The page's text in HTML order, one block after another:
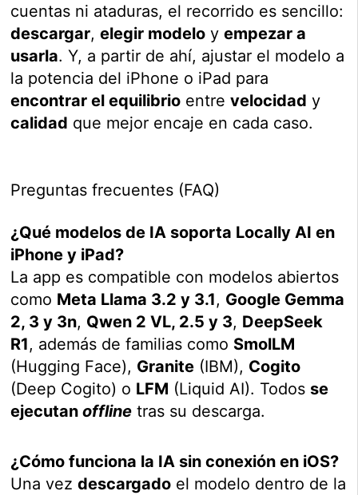
cuentas ni ataduras, el recorrido es sencillo:
descargar,elegir modelo yempezar a
usarla. Y, a partir de ahí, ajustar el modelo a
la potencia del iPhone o iPad para
encontrar el equilibrio entrevelocidad y
calidad que mejor encaje en cada caso.
Preguntas frecuentes (FAQ)
¿Qué modelos de IA soporta Locally AI en
iPhone y iPad?
La app es compatible con modelos abiertos
como Meta Llama 3.2 y 3.1, Google Gemma
2, 3 y 3n, Qwen 2 VL, 2.5 y 3, DeepSeek
R1, además de familias como SmolLM
(Hugging Face), Granite (IBM), Cogito
(Deep Cogito) o LFM (Liquid AI). Todos se
ejecutanoffline tras su descarga.
¿Cómo funciona la IA sin conexión en iOS?
Una vezdescargado el modelo dentro de la